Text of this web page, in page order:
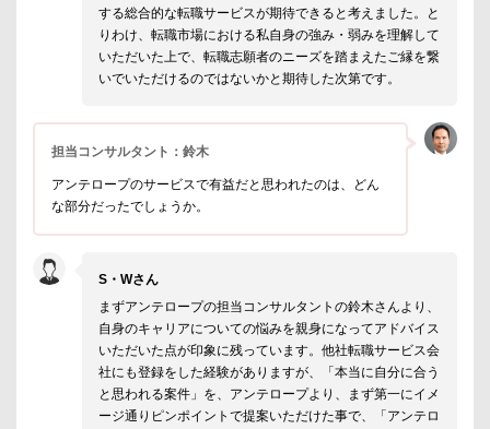
する総合的な転職サービスが期待できると考えました。と
りわけ、転職市場における私自身の強み・弱みを理解して
いただいた上で、転職志願者のニーズを踏まえたご縁を繋
いでいただけるのではないかと期待した次第です。
担当コンサルタント：鈴木
アンテロープのサービスで有益だと思われたのは、どん
な部分だったでしょうか。
S・Wさん
まずアンテロープの担当コンサルタントの鈴木さんより、
自身のキャリアについての悩みを親身になってアドバイス
いただいた点が印象に残っています。他社転職サービス会
社にも登録をした経験がありますが、「本当に自分に合う
と思われる案件」を、アンテロープより、まず第一にイメ
ージ通りピンポイントで提案いただけた事で、「アンテロ